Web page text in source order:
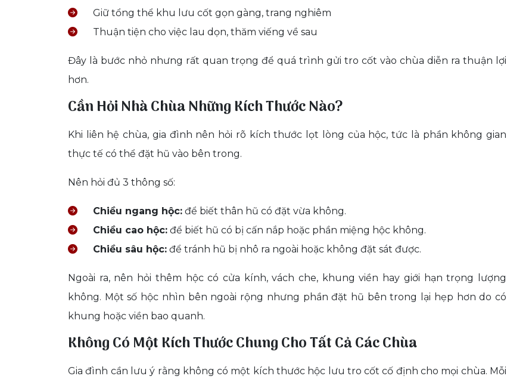
Giữ tổng thể khu lưu cốt gọn gàng, trang nghiêm
Thuận tiện cho việc lau dọn, thăm viếng về sau
Đây là bước nhỏ nhưng rất quan trọng để quá trình gửi tro cốt vào chùa diễn ra thuận lợi
hơn.
Cần Hỏi Nhà Chùa Những Kích Thước Nào?
Khi liên hệ chùa, gia đình nên hỏi rõ kích thước lọt lòng của hộc, tức là phần không gian
thực tế có thể đặt hũ vào bên trong.
Nên hỏi đủ 3 thông số:
Chiều ngang hộc: để biết thân hũ có đặt vừa không.
Chiều cao hộc: để biết hũ có bị cấn nắp hoặc phần miệng hộc không.
Chiều sâu hộc: để tránh hũ bị nhô ra ngoài hoặc không đặt sát được.
Ngoài ra, nên hỏi thêm hộc có cửa kính, vách che, khung viền hay giới hạn trọng lượng
không. Một số hộc nhìn bên ngoài rộng nhưng phần đặt hũ bên trong lại hẹp hơn do có
khung hoặc viền bao quanh.
Không Có Một Kích Thước Chung Cho Tất Cả Các Chùa
Gia đình cần lưu ý rằng không có một kích thước hộc lưu tro cốt cố định cho mọi chùa. Mỗi